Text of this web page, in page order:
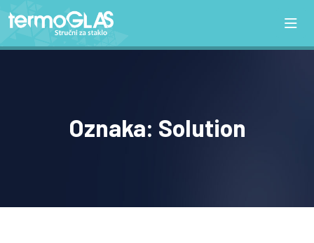
Oznaka: Solution